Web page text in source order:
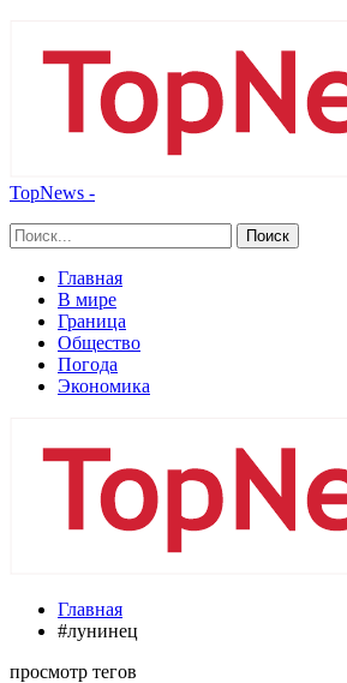
TopNews -
Главная
В мире
Граница
Общество
Погода
Экономика
Главная
#лунинец
просмотр тегов